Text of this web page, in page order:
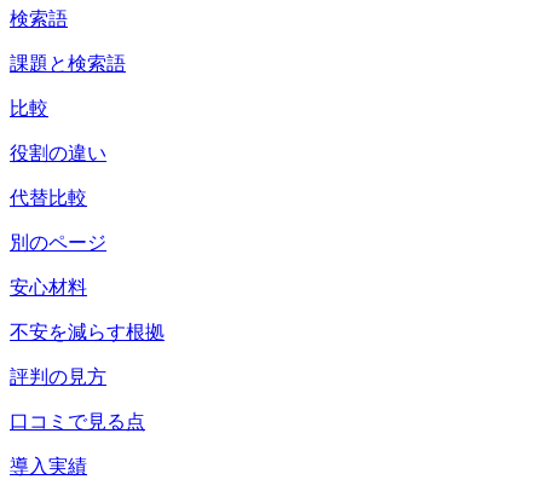
検索語
課題と検索語
比較
役割の違い
代替比較
別のページ
安心材料
不安を減らす根拠
評判の見方
口コミで見る点
導入実績